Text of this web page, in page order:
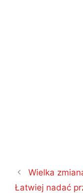
Nawigacja
wpisu
Wielka
Łatwiej nadać